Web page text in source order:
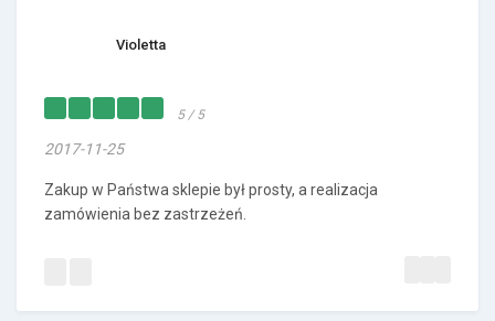
Violetta
5 / 5
2017-11-25
Zakup w Państwa sklepie był prosty, a realizacja
zamówienia bez zastrzeżeń.